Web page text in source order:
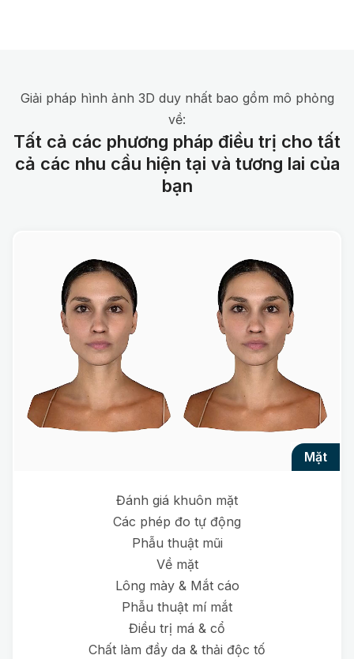
Giải pháp hình ảnh 3D duy nhất bao gồm mô phỏng
về:
Tất cả các phương pháp điều trị cho tất
cả các nhu cầu hiện tại và tương lai của
bạn
mặt
Đánh giá khuôn mặt
Các phép đo tự động
Phẫu thuật mũi
Về mặt
Lông mày & Mắt cáo
Phẫu thuật mí mắt
Điều trị má & cổ
Chất làm đầy da & thải độc tố